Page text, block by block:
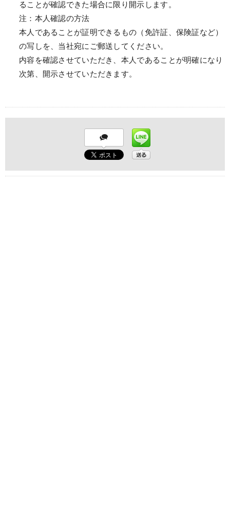
ることが確認できた場合に限り開示します。
注：本人確認の方法
本人であることが証明できるもの（免許証、保険証など）
の写しを、当社宛にご郵送してください。
内容を確認させていただき、本人であることが明確になり
次第、開示させていただきます。